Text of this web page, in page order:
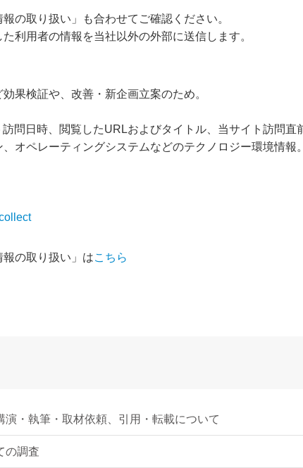
の取り扱い」も合わせてご確認ください。
利用者の情報を当社以外の外部に送信します。
果検証や、改善・新企画立案のため。
問日時、閲覧したURLおよびタイトル、当サイト訪問
オペレーティングシステムなどのテクノロジー環境情報。
報の取り扱い」はこちら
・執筆・取材依頼、引用・転載について
の調査